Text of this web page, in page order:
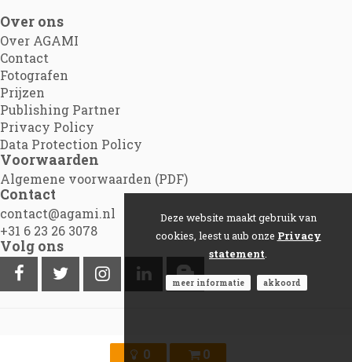
0 0
Over ons
Over AGAMI
Contact
Fotografen
Prijzen
Publishing Partner
Privacy Policy
Data Protection Policy
Voorwaarden
Algemene voorwaarden (PDF)
Contact
contact@agami.nl
+31 6 23 26 3078
Volg ons
Agami.nl|Powered by Picture Pack
Deze website maakt gebruik van
cookies, leest u aub onze Privacy
statement
meer informatie akkoord